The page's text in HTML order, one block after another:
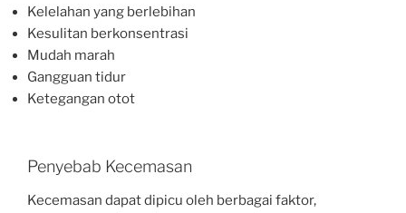
Kelelahan yang berlebihan
Kesulitan berkonsentrasi
Mudah marah
Gangguan tidur
Ketegangan otot
Penyebab Kecemasan
Kecemasan dapat dipicu oleh berbagai faktor,